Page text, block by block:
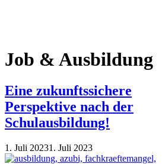
Job & Ausbildung
Eine zukunftssichere
Perspektive nach der
Schulausbildung!
1. Juli 20231. Juli 2023